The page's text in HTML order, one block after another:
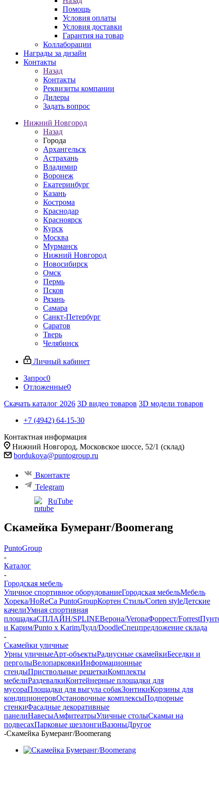
Помощь
Условия оплаты
Условия доставки
Гарантия на товар
Коллаборации
Награды за дизайн
Контакты
Назад
Контакты
Реквизиты компании
Дилеры
Задать вопрос
Нижний Новгород
Назад
Города
Архангельск
Астрахань
Владимир
Воронеж
Екатеринбург
Казань
Кострома
Краснодар
Красноярск
Курск
Москва
Мурманск
Нижний Новгород
Новосибирск
Омск
Пермь
Псков
Рязань
Самара
Санкт-Петербург
Саратов
Тверь
Челябинск
Личный кабинет
Запрос0
Отложенные0
Скачать каталог 2026 3D видео товаров 3D модели товаров
+7 (4942) 64-15-30
Контактная информация
Нижний Новгород, ​Московское шоссе, 52/1 (склад)
bordukova@puntogroup.ru
Вконтакте
Telegram
RuTube
Скамейка Бумеранг/Boomerang
PuntoGroup
-
Каталог
-
Городская мебель
Уличное спортивное оборудованиеГородская мебельМебель
Хорека/HoReCa PuntoGroupКортен Стиль/Corten styleДетские
качелиУмная спортивная
площадкаСПЛАЙН/SPLINEВерона/VeronaФоррест/Forrest
и Карим/Punto x KarimДудл/DoodleСпецпредложение склада
-
Скамейки уличные
Урны уличныеАрт-объектыРадиусные скамейкиБеседки и
перголыВелопарковкиИнформационные
стендыПриствольные решеткиКомплекты
мебелиРаздевалкиКонтейнерные площадки для
мусораПлощадки для выгула собакЗонтикиКорзины для
кондиционеровОстановочные комплексыПодпорные
стенкиФасадные декоративные
панелиНавесыАмфитеатрыУличные столыСкамьи на
подвесахПарковые шезлонгиВазоныДругое
-Скамейка Бумеранг/Boomerang